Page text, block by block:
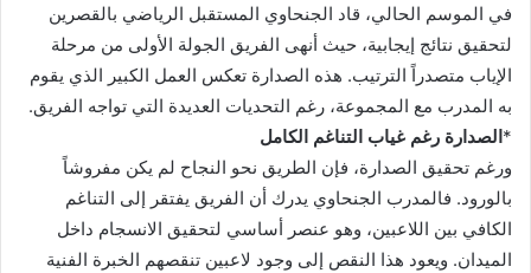
في الموسم الحالي، قاد الجنحاوي المستقبل الرياضي بالقصرين
لتحقيق نتائج إيجابية، حيث أنهى الفريق الجولة الأولى من مرحلة
الإياب متصدراً الترتيب. هذه الصدارة تعكس العمل الكبير الذي يقوم
به المدرب مع المجموعة، رغم التحديات العديدة التي تواجه الفريق.
*الصدارة رغم غياب التناغم الكامل
ورغم تحقيق الصدارة، فإن الطريق نحو النجاح لم يكن مفروشاً
بالورود. فالمدرب الجنحاوي يدرك أن الفريق يفتقر إلى التناغم
الكافي بين اللاعبين، وهو عنصر أساسي لتحقيق الانسجام داخل
الميدان. ويعود هذا النقص إلى وجود لاعبين تنقصهم الخبرة الفنية